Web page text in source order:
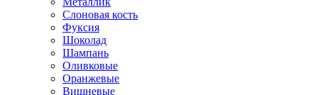
Слоновая кость
Фуксия
Шоколад
Шампань
Оливковые
Оранжевые
Вишневые